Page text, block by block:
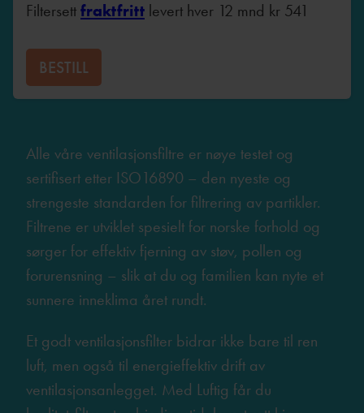
Filtersett fraktfritt levert hver 12 mnd kr 541
BESTILL
Alle våre ventilasjonsfiltre er nøye testet og
sertifisert etter ISO16890 – den nyeste og
strengeste standarden for filtrering av partikler.
Filtrene er utviklet spesielt for norske forhold og
sørger for effektiv fjerning av støv, pollen og
forurensning – slik at du og familien kan nyte et
sunnere inneklima året rundt.
Et godt ventilasjonsfilter bidrar ikke bare til ren
luft, men også til energieffektiv drift av
ventilasjonsanlegget. Med Luftig får du